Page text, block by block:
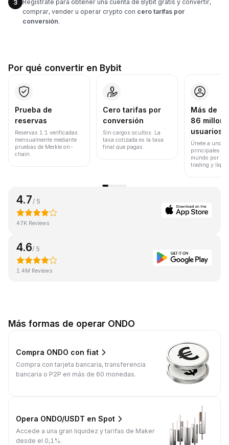
3
Regístrate para obtener una cuenta de Bybit gratis y convertir,
comprar, vender u operar crypto con cero tarifas por
conversión.
Por qué convertir en Bybit
Prueba de
reservas
Reservas 1:1 verificadas
mensualmente mediante
pruebas de Merkle on-
chain.
Cero tarifas por
conversión
Sin cargos ocultos. La
tasa cotizada es la tasa
final que pagas.
Más de
86
usuarios
Únete a uno
principales
mundo por
trading y
4.7 / 5
47K Reviews
4.6/ 5
1.4M Reviews
Más formas de operar ONDO
Compra ONDO con fiat
Compra con tarjeta bancaria, transferencia
bancaria o P2P en más de 60 monedas.
Opera ONDO/USDT en Spot
Accede a una gran liquidez y tarifas de Maker
desde el 0,1%.